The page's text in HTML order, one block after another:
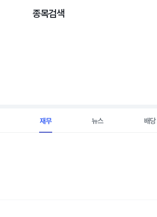
종목검색
재무 뉴스 배당